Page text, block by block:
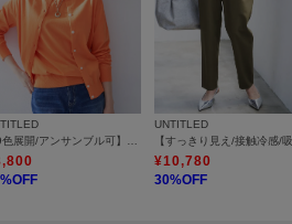
%OFF
UNTITLED
¥10,780
30%OFF